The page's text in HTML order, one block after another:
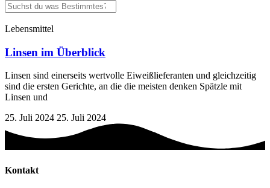
Lebensmittel
Linsen im Überblick
Linsen sind einerseits wertvolle Eiweißlieferanten und gleichzeitig
sind die ersten Gerichte, an die die meisten denken Spätzle mit
Linsen und
25. Juli 2024 25. Juli 2024
Kontakt